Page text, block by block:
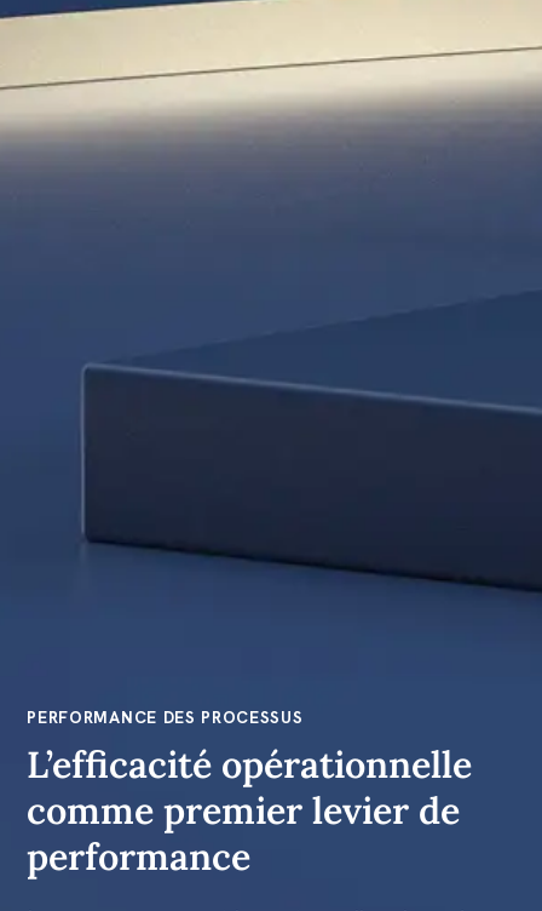
PERFORMANCE DES PROCESSUS
L’efficacité opérationnelle
comme premier levier de
performance